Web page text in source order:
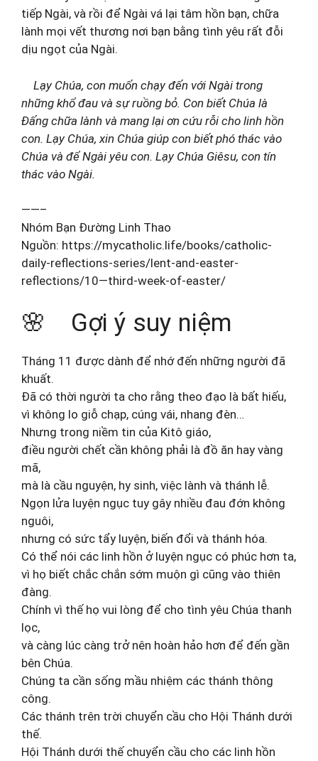
tiếp Ngài, và rồi để Ngài vá lại tâm hồn bạn, chữa
lành mọi vết thương nơi bạn bằng tình yêu rất đỗi
dịu ngọt của Ngài.
Lạy Chúa, con muốn chạy đến với Ngài trong
những khổ đau và sự ruồng bỏ. Con biết Chúa là
Đấng chữa lành và mang lại ơn cứu rỗi cho linh hồn
con. Lạy Chúa, xin Chúa giúp con biết phó thác vào
Chúa và để Ngài yêu con. Lạy Chúa Giêsu, con tín
thác vào Ngài.
——–
Nhóm Bạn Đường Linh Thao
Nguồn: https://mycatholic.life/books/catholic-
daily-reflections-series/lent-and-easter-
reflections/10—third-week-of-easter/
🌸 Gợi ý suy niệm
Tháng 11 được dành để nhớ đến những người đã
khuất.
Ðã có thời người ta cho rằng theo đạo là bất hiếu,
vì không lo giỗ chạp, cúng vái, nhang đèn…
Nhưng trong niềm tin của Kitô giáo,
điều người chết cần không phải là đồ ăn hay vàng
mã,
mà là cầu nguyện, hy sinh, việc lành và thánh lễ.
Ngọn lửa luyện ngục tuy gây nhiều đau đớn không
nguôi,
nhưng có sức tẩy luyện, biến đổi và thánh hóa.
Có thể nói các linh hồn ở luyện ngục có phúc hơn ta,
vì họ biết chắc chắn sớm muộn gì cũng vào thiên
đàng.
Chính vì thế họ vui lòng để cho tình yêu Chúa thanh
lọc,
và càng lúc càng trở nên hoàn hảo hơn để đến gần
bên Chúa.
Chúng ta cần sống mầu nhiệm các thánh thông
công.
Các thánh trên trời chuyển cầu cho Hội Thánh dưới
thế.
Hội Thánh dưới thế chuyển cầu cho các linh hồn